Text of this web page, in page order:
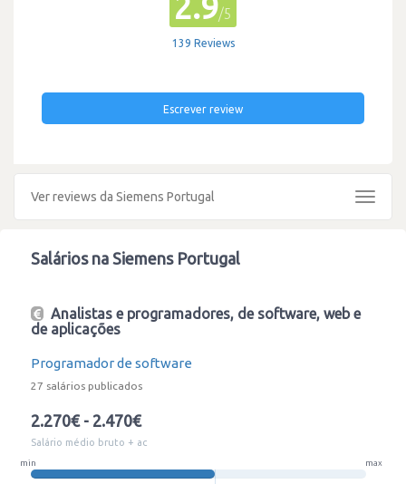
2.9/5
139 Reviews
Escrever review
Ver reviews da Siemens Portugal
Toggle
Salários na Siemens Portugal
Analistas e programadores, de software, web e
de aplicações
Programador de software
27 salários publicados
2.270€ - 2.470€
Salário médio bruto + ac
min max